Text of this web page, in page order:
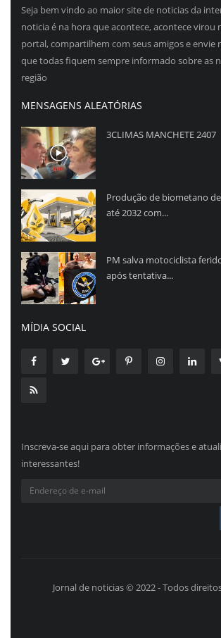
Seja bem vindo ao maior site de noticias da
noticia é na hora que acontece, acontece virou
portal, compartilhem com seus amigos e envie
que todas fiquem sempre informado sobre as
região
MENSAGENS ALEATÓRIAS
3CLIMAS MANCHETE 2407
Produção de biometano
até 2032 com...
PM salva motociclista
após tentativa...
MÍDIA SOCIAL
Inscreva-se aqui para obter informações e
interessantes!
Jornal de noticias © 2022 - Todos